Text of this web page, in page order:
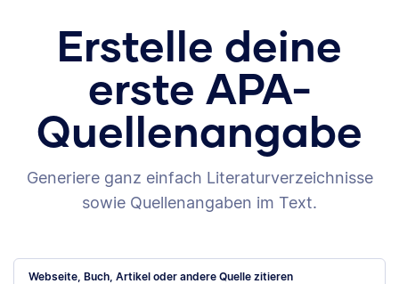
Erstelle deine
erste APA-
Quellenangabe
Generiere ganz einfach Literaturverzeichnisse
sowie Quellenangaben im Text.
Webseite, Buch, Artikel oder andere Quelle zitieren